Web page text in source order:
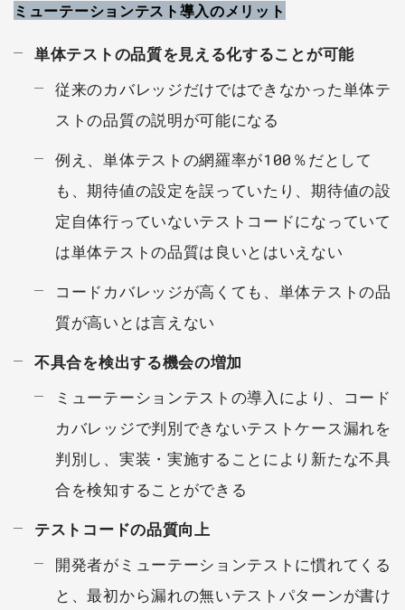
ミューテーションテスト導入のメリット
単体テストの品質を見える化することが可能
従来のカバレッジだけではできなかった単体テ
ストの品質の説明が可能になる
例え、単体テストの網羅率が100％だとして
も、期待値の設定を誤っていたり、期待値の設
定自体行っていないテストコードになっていて
は単体テストの品質は良いとはいえない
コードカバレッジが高くても、単体テストの品
質が高いとは言えない
不具合を検出する機会の増加
ミューテーションテストの導入により、コード
カバレッジで判別できないテストケース漏れを
判別し、実装・実施することにより新たな不具
合を検知することができる
テストコードの品質向上
開発者がミューテーションテストに慣れてくる
と、最初から漏れの無いテストパターンが書け